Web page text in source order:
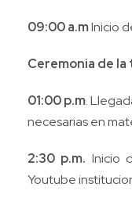
09:00 a.mInicio
Ceremonia de la
01:00 p.m.
necesarias en
2:30 p.m. Inicio
Youtube